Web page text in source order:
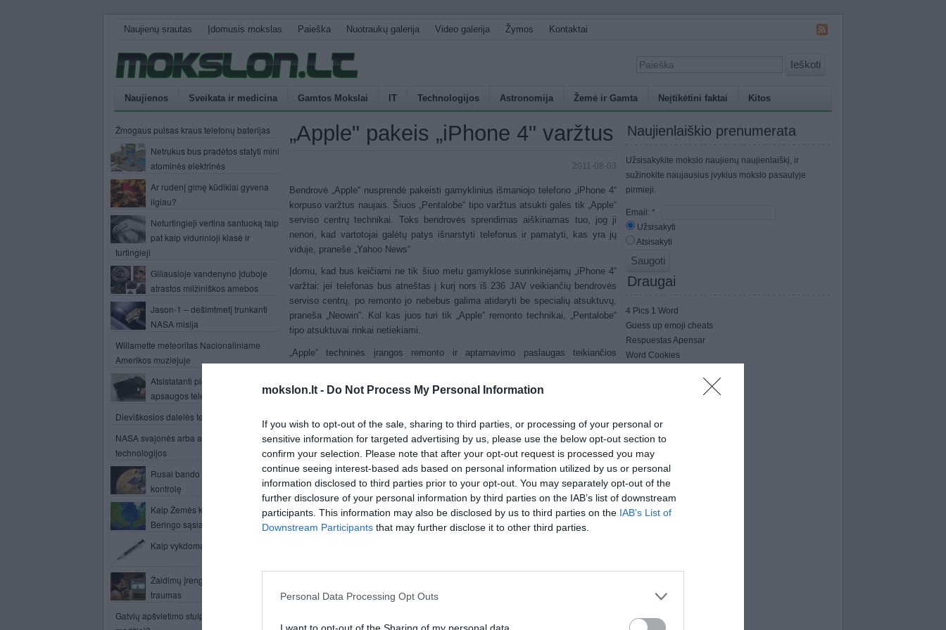
mokslon.lt - Do Not Process My Personal Information
If you wish to opt-out of the sale, sharing to third parties, or processing of your personal or
sensitive information for targeted advertising by us, please use the below opt-out section to
confirm your selection. Please note that after your opt-out request is processed you may
continue seeing interest-based ads based on personal information utilized by us or personal
information disclosed to third parties prior to your opt-out. You may separately opt-out of the
further disclosure of your personal information by third parties on the IAB’s list of downstream
participants. This information may also be disclosed by us to third parties on the IAB’s List of
Downstream Participants that may further disclose it to other third parties.
Personal Data Processing Opt Outs
I want to opt-out of the Sharing of my personal data.
Naujienų srautas Įdomusis mokslas Paieška Nuotraukų galerija Video galerija Žymos Kontaktai
Ieškoti
Naujienos Sveikata ir medicina Gamtos Mokslai IT Technologijos Astronomija Žemė ir Gamta Neįtikėtini faktai Kitos
Žmogaus pulsas kraus telefonų baterijas
Netrukus bus pradėtos statyti mini
atominės elektrinės
Ar rudenį gimę kūdikiai gyvena
ilgiau?
Neturtingieji vertina santuoką taip
pat kaip vidurinioji klasė ir
turtingieji
Giliausioje vandenyno įduboje
atrastos milžiniškos amebos
Jason-1 – dešimtmetį trunkanti
NASA misija
Willamette meteoritas Nacionaliniame
Amerikos muziejuje
Atsistatanti plėvelė „Toray“
apsaugos telefonus nuo įbrėžimų
Dieviškosios dalelės teorija
NASA svajonės arba ateities kosminės
technologijos
Rusai bando susigrąžinti zondo
kontrolę
Kaip Žemės klimatą junginėja
Beringo sąsiauris?
Kaip vykdoma mirties bausmė
Žaidimų įrenginiai gali sukelti
traumas
Gatvių apšvietimo stulpus pakeis švytintys
„Apple" pakeis „iPhone 4" varžtus
2011-08-03
Bendrovė „Apple“ nusprendė pakeisti gamyklinius išmaniojo telefono „iPhone 4“
korpuso varžtus naujais. Šiuos „Pentalobe“ tipo varžtus atsukti galės tik „Apple“
serviso centrų technikai. Toks bendrovės sprendimas aiškinamas tuo, jog ji
nenori, kad vartotojai galėtų patys išnarstyti telefonus ir pamatyti, kas yra jų
viduje, pranešė „Yahoo News“
Įdomu, kad bus keičiami ne tik šiuo metu gamyklose surinkinėjamų „iPhone 4“
varžtai: jei telefonas bus atneštas į kurį nors iš 236 JAV veikiančių bendrovės
serviso centrų, po remonto jo nebebus galima atidaryti be specialių atsuktuvų,
praneša „Neowin“. Kol kas juos turi tik „Apple“ remonto technikai, „Pentalobe“
tipo atsuktuvai rinkai netiekiami.
„Apple“ techninės įrangos remonto ir aptarnavimo paslaugas teikiančios
suremontuotą automobilį po kurio laiko pastebite, kad variklio gaubtas
Pranešama, kad ši naujovė kol kas diegiama tik JAV serviso centruose, kur
įprastiniai „Philips“ varžtai keičiami į „Pentalobe„. Japonijoje jau pasirodė naujos
„iPhone 4“ telefonų partijos, kuriuose varžtai pakeisti naujais jau gamykloje.
Pasak apžvalgininkų, „Apple“ veikiausiai taip bando apsaugoti savo intelektinę
nuosavybę.
Post Views:1,198
(No Ratings Yet)
Naujienlaiškio prenumerata
Užsisakykite mokslo naujienų naujienlaiškį, ir
sužinokite naujausius įvykius mokslo pasaulyje
pirmieji.
Email: *
Užsisakyti
Atsisakyti
Draugai
4 Pics 1 Word
Guess up emoji cheats
Respuestas Apensar
Word Cookies
4 bilder 1 wort lösungen
Games-helper.com
Word Bubbles answers